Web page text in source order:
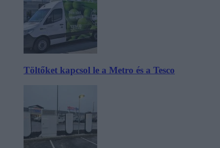
Töltőket kapcsol le a Metro és a Tesco